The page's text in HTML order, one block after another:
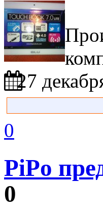
27
0
PiPo
0